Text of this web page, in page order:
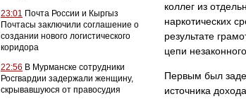
23:01 Почта России и Кыргыз
Почтасы заключили соглашение о
создании нового логистического
коридора
22:56 В Мурманске сотрудники
Росгвардии задержали женщину,
скрывавшуюся от правосудия
коллег из
наркотических
результате
цепи
Первым был
источника